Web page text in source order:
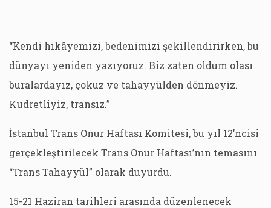
“Kendi hikâyemizi, bedenimizi şekillendirirken, bu
dünyayı yeniden yazıyoruz. Biz zaten oldum olası
buralardayız, çokuz ve tahayyülden dönmeyiz.
Kudretliyiz, transız.”
İstanbul Trans Onur Haftası Komitesi, bu yıl 12’ncisi
gerçekleştirilecek Trans Onur Haftası’nın temasını
“Trans Tahayyül” olarak duyurdu.
15-21 Haziran tarihleri arasında düzenlenecek